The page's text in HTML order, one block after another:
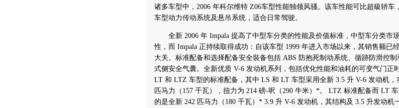
诸多车型中，2006 年科尔维特 Z06车型性能独领风骚。该车性能可比超級轿车
车型动力传动系统及悬吊系统，适合日常驾驶。
全新 2006 年 Impala 提高了中型车分类的性能及价值标准，中型车分类市
性，而 Impala 正持续取得成功：自该车型 1999 年进入市场以来，其销售额已
大关。标准配备和选择配备安全裝备包括 ABS 防抱死制动系统、循跡防滑控制
式侧安全气囊。全新优质 V-6 发动机系列，包括优化性能和油耗的可变气门正
LT 和 LTZ 车型的标准配备，其中 LS 和 LT 车型采用全新 3.5 升 V-6 发动机，
匹马力（157 千瓦），扭力为 214 磅-呎（290 牛米）*。 LTZ 标准配备而 LT
的是全新 242 匹马力（180 千瓦）* 3.9 升 V-6 发动机，其结构及 3.5 升发动机